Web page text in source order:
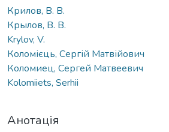
Крилов, В. В.
Крылов, В. В.
Krylov, V.
Коломієць, Сергій Матвійович
Коломиец, Сергей Матвеевич
Kolomiiets, Serhii
Анотація